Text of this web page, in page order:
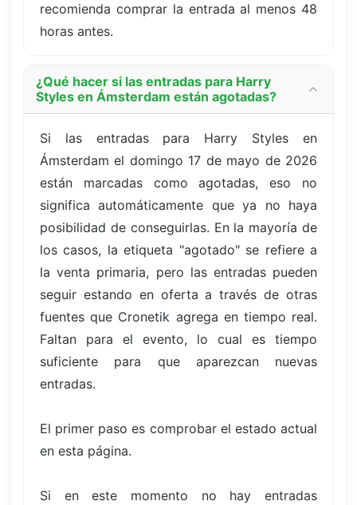
recomienda comprar la entrada al menos 48
horas antes.
¿Qué hacer si las entradas para Harry
Styles en Ámsterdam están agotadas?
Si las entradas para Harry Styles en
Ámsterdam el domingo 17 de mayo de 2026
están marcadas como agotadas, eso no
significa automáticamente que ya no haya
posibilidad de conseguirlas. En la mayoría de
los casos, la etiqueta "agotado" se refiere a
la venta primaria, pero las entradas pueden
seguir estando en oferta a través de otras
fuentes que Cronetik agrega en tiempo real.
Faltan para el evento, lo cual es tiempo
suficiente para que aparezcan nuevas
entradas.
El primer paso es comprobar el estado actual
en esta página.
Si en este momento no hay entradas